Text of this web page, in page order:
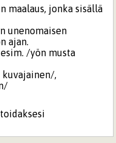
maalaus, jonka sisällä
unenomaisen
ajan.
/yön musta
kuvajainen/,